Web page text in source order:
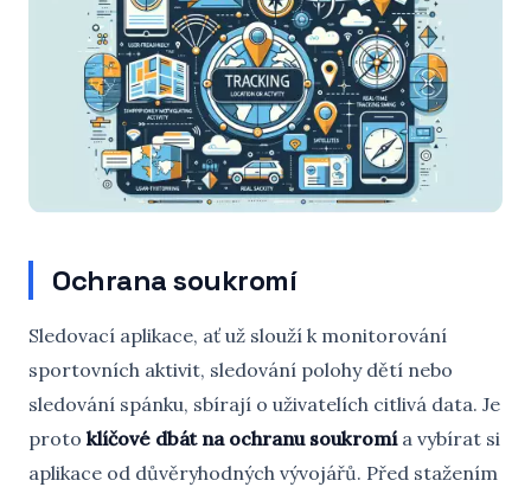
Ochrana soukromí
Sledovací aplikace, ať už slouží k monitorování
sportovních aktivit, sledování polohy dětí nebo
sledování spánku, sbírají o uživatelích citlivá data. Je
proto klíčové dbát na ochranu soukromía vybírat si
aplikace od důvěryhodných vývojářů. Před stažením